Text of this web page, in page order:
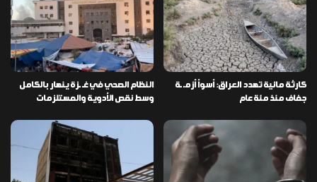
كارثة مائية تهدد العراق: أسوأ أزمـ ـة
جفاف منذ مئة عام
النظام الصحي في غـ ـزة ينهار بالكامل
وسط نقص الأدوية والمستلزمات